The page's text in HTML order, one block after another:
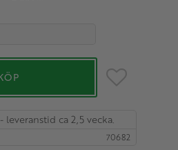
Lägg till i
leveranstid ca 2,5 vecka.
70682